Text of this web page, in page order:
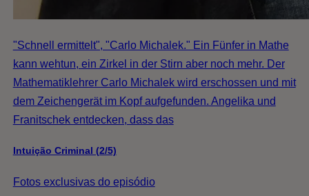
"Schnell ermittelt", "Carlo Michalek." Ein Fünfer in Mathe
kann wehtun, ein Zirkel in der Stirn aber noch mehr. Der
Mathematiklehrer Carlo Michalek wird erschossen und mit
dem Zeichengerät im Kopf aufgefunden. Angelika und
Franitschek entdecken, dass das
Intuição Criminal (2/5)
Fotos exclusivas do episódio